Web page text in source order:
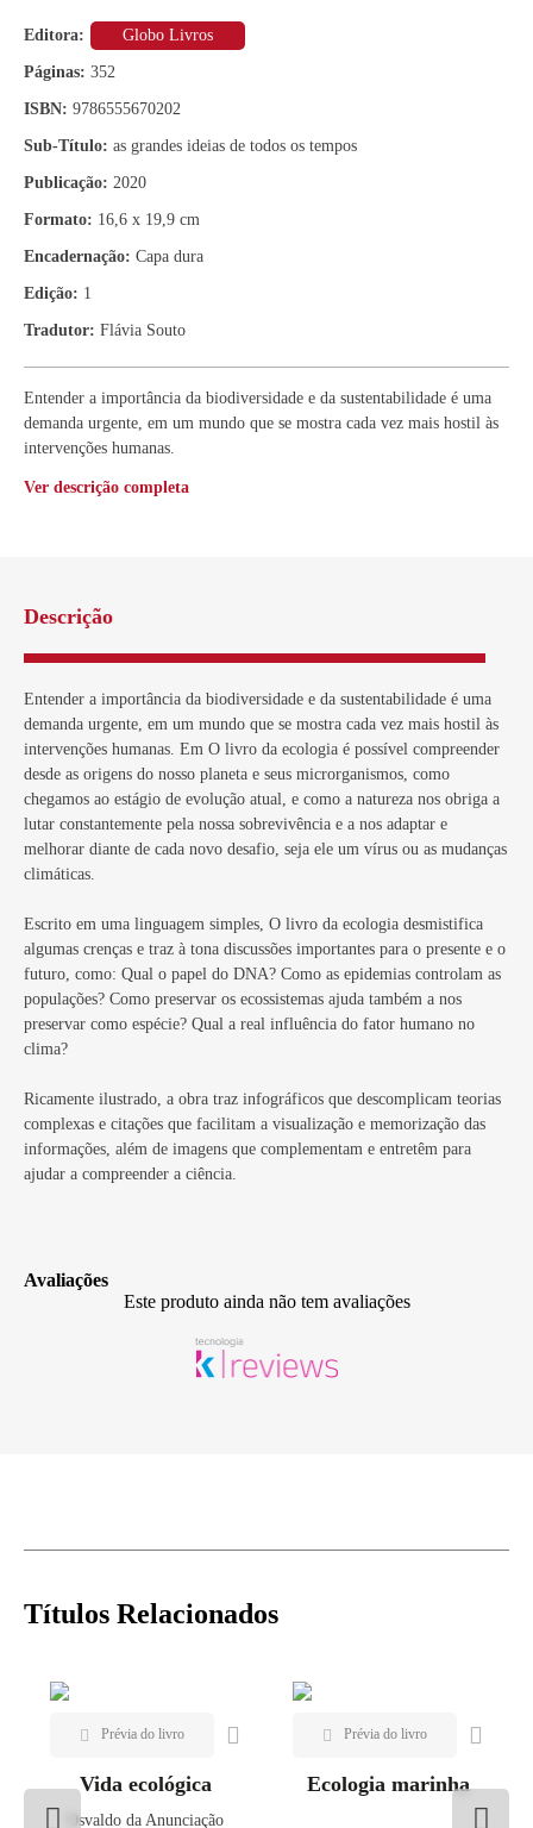
Editora: Globo Livros
Páginas: 352
ISBN: 9786555670202
Sub-Título: as grandes ideias de todos os tempos
Publicação: 2020
Formato: 16,6 x 19,9 cm
Encadernação: Capa dura
Edição: 1
Tradutor: Flávia Souto
Entender a importância da biodiversidade e da sustentabilidade é uma
demanda urgente, em um mundo que se mostra cada vez mais hostil às
intervenções humanas.
Ver descrição completa
Descrição
Entender a importância da biodiversidade e da sustentabilidade é uma
demanda urgente, em um mundo que se mostra cada vez mais hostil às
intervenções humanas. Em O livro da ecologia é possível compreender
desde as origens do nosso planeta e seus microrganismos, como
chegamos ao estágio de evolução atual, e como a natureza nos obriga a
lutar constantemente pela nossa sobrevivência e a nos adaptar e
melhorar diante de cada novo desafio, seja ele um vírus ou as mudanças
climáticas.
Escrito em uma linguagem simples, O livro da ecologia desmistifica
algumas crenças e traz à tona discussões importantes para o presente e o
futuro, como: Qual o papel do DNA? Como as epidemias controlam as
populações? Como preservar os ecossistemas ajuda também a nos
preservar como espécie? Qual a real influência do fator humano no
clima?
Ricamente ilustrado, a obra traz infográficos que descomplicam teorias
complexas e citações que facilitam a visualização e memorização das
informações, além de imagens que complementam e entretêm para
ajudar a compreender a ciência.
Avaliações
Este produto ainda não tem avaliações
Títulos Relacionados
Vida ecológica
Osvaldo da Anunciação
Ecologia marinha